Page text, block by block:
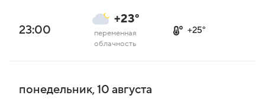
23:00
+23°
переменная
облачность
+25°
понедельник, 10 августа